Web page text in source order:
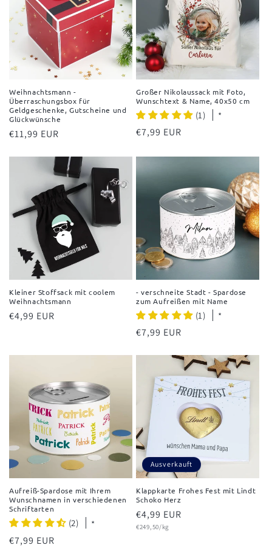
Weihnachtsmann -
Überraschungsbox für
Geldgeschenke, Gutscheine und
Glückwünsche
Normaler
€11,99 EUR
Großer Nikolaussack mit Foto,
Wunschtext & Name, 40x50 cm
(1) *
Normaler
€7,99 EUR
Kleiner Stoffsack mit coolem
Weihnachtsmann
Normaler
€4,99 EUR
- verschneite Stadt - Spardose
zum Aufreißen mit Name
(1) *
Normaler
€7,99 EUR
Aufreiß-Spardose mit Ihrem
Wunschnamen in verschiedenen
Schriftarten
(2) *
Normaler
€7,99 EUR
Ausverkauft
Klappkarte Frohes Fest mit Lindt
Schoko Herz
Normaler
Preis
€4,99 EUR
Grundpreis
€249,50/kg